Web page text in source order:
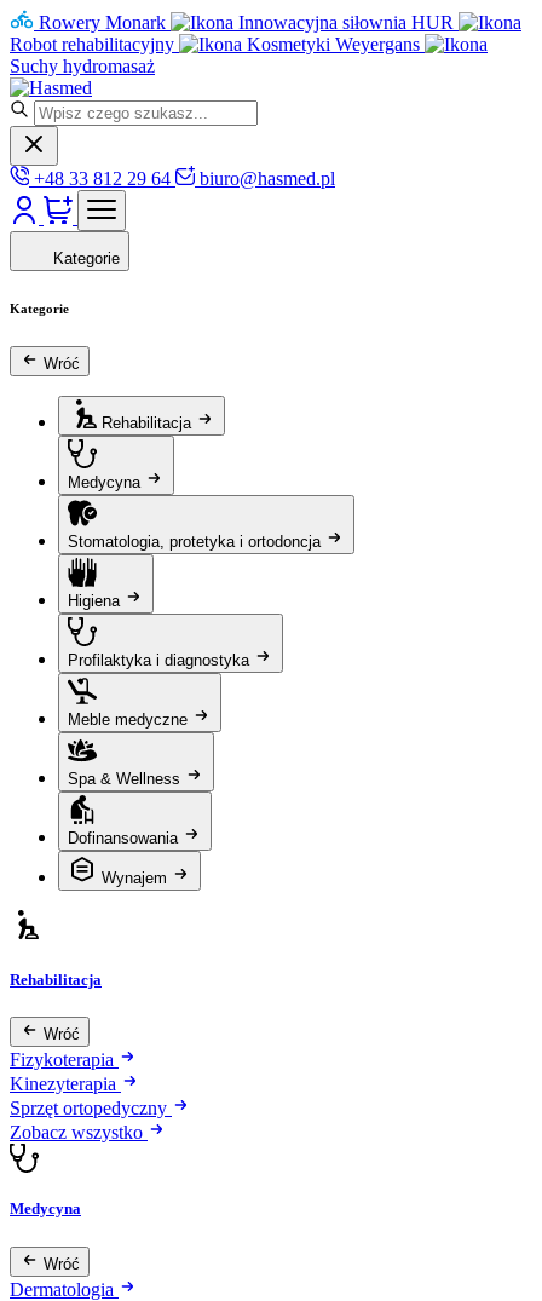
Rowery Monark
Innowacyjna siłownia HUR
Robot rehabilitacyjny
Kosmetyki Weyergans
Suchy hydromasaż
+48 33 812 29 64 biuro@hasmed.pl
Kategorie
Kategorie
Wróć
Rehabilitacja
Medycyna
Stomatologia, protetyka i ortodoncja
Higiena
Profilaktyka i diagnostyka
Meble medyczne
Spa & Wellness
Dofinansowania
Wynajem
Rehabilitacja
Wróć
Fizykoterapia
Kinezyterapia
Sprzęt ortopedyczny
Zobacz wszystko
Medycyna
Wróć
Dermatologia